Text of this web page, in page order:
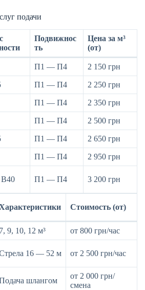
подачи
Подвижнос
ть
Цена за м³
(от)
П1 — П4 2 150 грн
П1 — П4 2 250 грн
П1 — П4 2 350 грн
П1 — П4 2 500 грн
П1 — П4 2 650 грн
П1 — П4 2 950 грн
П1 — П4 3 200 грн
Стоимость (от)
7, 9, 10, 12 м³ от 800 грн/час
16 — 52 м от 2 500 грн/час
шлангом
от 2 000 грн/
смена